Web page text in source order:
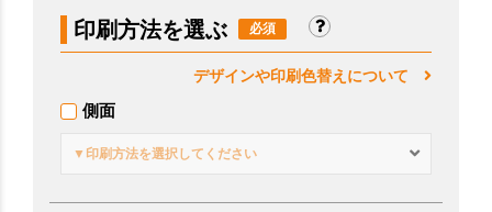
印刷方法を選ぶ
デザインや印刷色替えについて
側面
▼印刷方法を選択してください